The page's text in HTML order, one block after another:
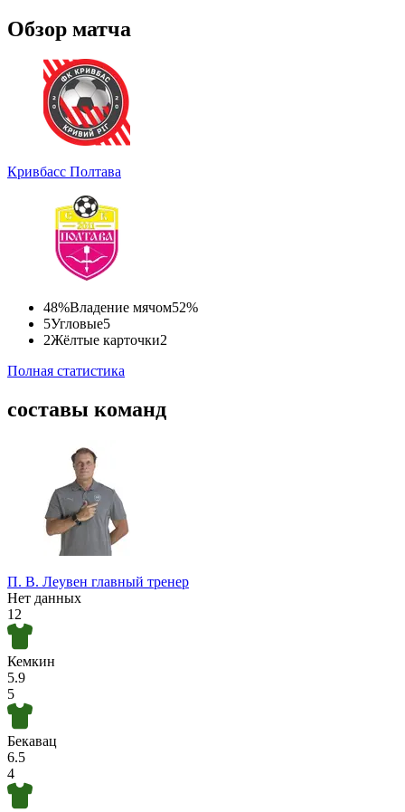
Обзор матча
Кривбасс Полтава
48%Владение мячом52%
5Угловые5
2Жёлтые карточки2
Полная статистика
составы команд
П. В. Леувен главный тренер
Нет данных
12
Кемкин
5.9
5
Бекавац
6.5
4